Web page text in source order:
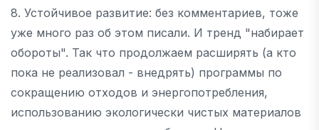
8. Устойчивое развитие: без комментариев, тоже
уже много раз об этом писали. И тренд "набирает
обороты". Так что продолжаем расширять (а кто
пока не реализовал - внедрять) программы по
сокращению отходов и энергопотребления,
использованию экологически чистых материалов